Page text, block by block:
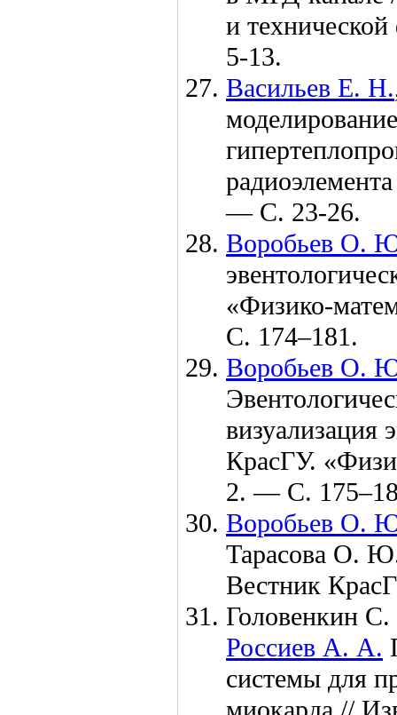
и
5-13.
Васильев Е. Н.
— С. 23-26.
Воробьев О.
«Физико-
С. 174–181.
Воробьев О.
визуализация
КрасГУ.
2. — С. 1
Воробьев О.
Тарасова О.
Вестник
Головенкин
Россиев А. А.
системы для